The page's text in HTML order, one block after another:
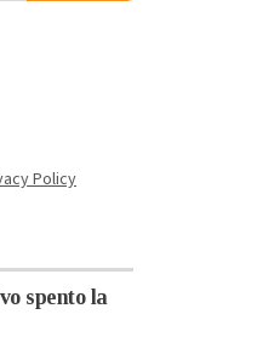
Policy
spento la